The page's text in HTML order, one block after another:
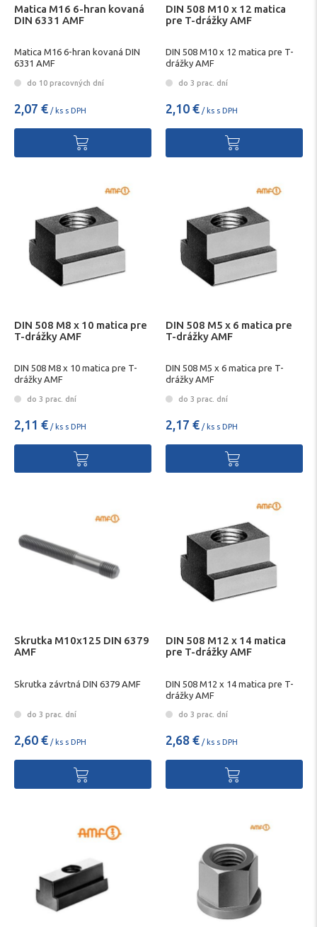
Matica M16 6-hran kovaná
DIN 6331 AMF
Matica M16 6-hran kovaná DIN
6331 AMF
do 10 pracovných dní
2,07 € / ks s DPH
DIN 508 M10 x 12 matica
pre T-drážky AMF
DIN 508 M10 x 12 matica pre T-
drážky AMF
do 3 prac. dní
2,10 € / ks s DPH
DIN 508 M8 x 10 matica pre
T-drážky AMF
DIN 508 M8 x 10 matica pre T-
drážky AMF
do 3 prac. dní
2,11 € / ks s DPH
DIN 508 M5 x 6 matica pre
T-drážky AMF
DIN 508 M5 x 6 matica pre T-
drážky AMF
do 3 prac. dní
2,17 € / ks s DPH
Skrutka M10x125 DIN 6379
AMF
Skrutka závrtná DIN 6379 AMF
do 3 prac. dní
2,60 € / ks s DPH
DIN 508 M12 x 14 matica
pre T-drážky AMF
DIN 508 M12 x 14 matica pre T-
drážky AMF
do 3 prac. dní
2,68 € / ks s DPH